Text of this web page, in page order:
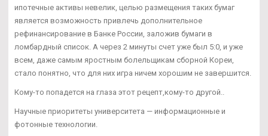
ипотечные активы невелик, целью размещения таких бумаг
является возможность привлечь дополнительное
рефинансирование в Банке России, заложив бумаги в
ломбардный список. А через 2 минуты счет уже был 5:0, и уже
всем, даже самым яростным болельщикам сборной Кореи,
стало понятно, что для них игра ничем хорошим не завершится.
Кому-то попадется на глаза этот рецепт,кому-то другой..
Научные приоритеты университета — информационные и
фотонные технологии.